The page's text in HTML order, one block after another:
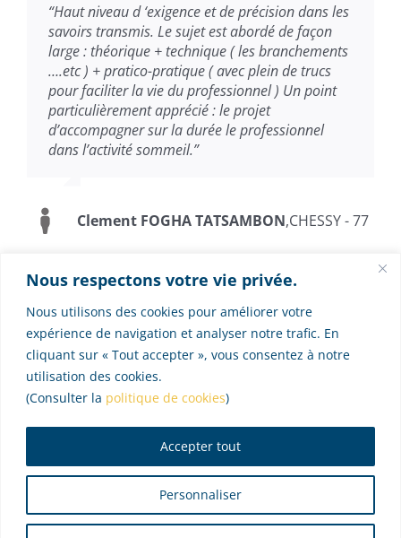
Nous respectons votre vie privée.
Nous utilisons des cookies pour améliorer votre
expérience de navigation et analyser notre trafic. En
cliquant sur « Tout accepter », vous consentez à notre
utilisation des cookies.
(Consulter la politique de cookies)
Personnaliser
Accepter tout
“Haut niveau d ‘exigence et de précision dans les
savoirs transmis. Le sujet est abordé de façon
large : théorique + technique ( les branchements
….etc ) + pratico-pratique ( avec plein de trucs
pour faciliter la vie du professionnel ) Un point
particulièrement apprécié : le projet
d’accompagner sur la durée le professionnel
dans l’activité sommeil.”
Clement FOGHA TATSAMBON,CHESSY - 77
“La bonne entente, le formateur donne envie
d’apprendre et il explique bien, il prend du
temps avec chaque élève.”
Maeva CAZOMONT,GUADELOUPE - 97
VOUS SOUHAITEZ PLUS
D’INFORMATIONS AU SUJET DE CETTE
FORMATION ?
Téléchargez le programme au format .pdf